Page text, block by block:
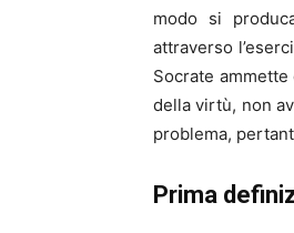
modo si
attraverso
Socrate
della virtù, non
problema,
Prima